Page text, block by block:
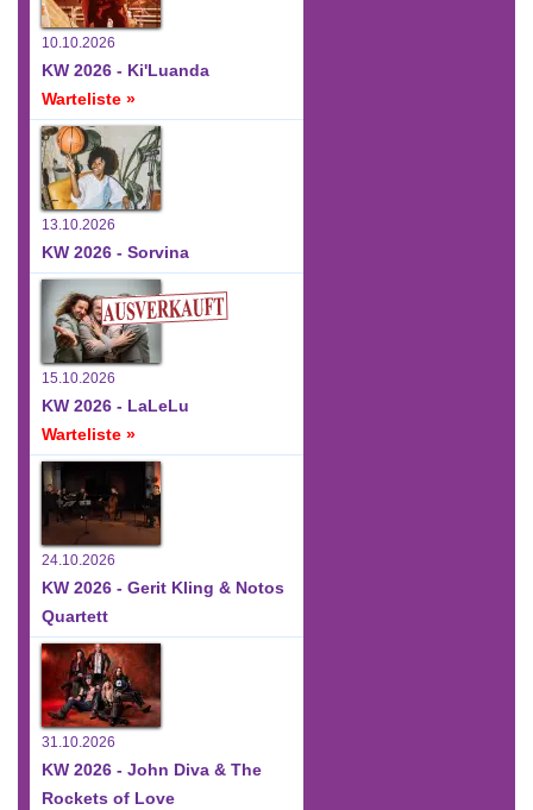
10.10.2026
KW 2026 - Ki'Luanda
Warteliste »
13.10.2026
KW 2026 - Sorvina
15.10.2026
KW 2026 - LaLeLu
Warteliste »
24.10.2026
KW 2026 - Gerit Kling & Notos
Quartett
31.10.2026
KW 2026 - John Diva & The
Rockets of Love